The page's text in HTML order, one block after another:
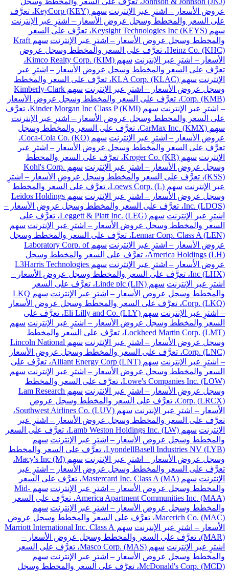
عروض الأسعار – اشترِ عبر الإنترنت
سهم KeyCorp (KEY)، تعرَّف
على السعر والمخطط وسجل عروض الأسعار – اشترِ عبر الإنترنت
سهم Keysight Technologies Inc (KEYS)، تعرَّف على السعر
والمخطط وسجل عروض الأسعار – اشترِ عبر الإنترنت
سهم Kraft
Heinz Co. (KHC)، تعرَّف على السعر والمخطط وسجل عروض
الأسعار – اشترِ عبر الإنترنت
سهم Kimco Realty Corp. (KIM)،
تعرَّف على السعر والمخطط وسجل عروض الأسعار – اشترِ عبر
الإنترنت
سهم KLA Corp. (KLAC)، تعرَّف على السعر والمخطط
وسجل عروض الأسعار – اشترِ عبر الإنترنت
سهم Kimberly-Clark
Corp. (KMB)، تعرَّف على السعر والمخطط وسجل عروض الأسعار
– اشترِ عبر الإنترنت
سهم Kinder Morgan Inc Class P (KMI)، تعرَّف
على السعر والمخطط وسجل عروض الأسعار – اشترِ عبر الإنترنت
سهم CarMax Inc. (KMX)، تعرَّف على السعر والمخطط وسجل
عروض الأسعار – اشترِ عبر الإنترنت
سهم Coca-Cola Co. (KO)،
تعرَّف على السعر والمخطط وسجل عروض الأسعار – اشترِ عبر
الإنترنت
سهم Kroger Co. (KR)، تعرَّف على السعر والمخطط
وسجل عروض الأسعار – اشترِ عبر الإنترنت
سهم Kohl's Corp.
(KSS)، تعرَّف على السعر والمخطط وسجل عروض الأسعار – اشترِ
عبر الإنترنت
سهم Loews Corp. (L)، تعرَّف على السعر والمخطط
وسجل عروض الأسعار – اشترِ عبر الإنترنت
سهم Leidos Holdings
Inc. (LDOS)، تعرَّف على السعر والمخطط وسجل عروض الأسعار –
اشترِ عبر الإنترنت
سهم Leggett & Platt Inc. (LEG)، تعرَّف على
السعر والمخطط وسجل عروض الأسعار – اشترِ عبر الإنترنت سهم
Lennar Corp. Class A (LEN)، تعرَّف على السعر والمخطط وسجل
عروض الأسعار – اشترِ عبر الإنترنت
سهم Laboratory Corp. of
America Holdings (LH)، تعرَّف على السعر والمخطط وسجل
عروض الأسعار – اشترِ عبر الإنترنت
سهم L3Harris Technologies
Inc (LHX)، تعرَّف على السعر والمخطط وسجل عروض الأسعار –
اشترِ عبر الإنترنت
سهم Linde plc (LIN)، تعرَّف على السعر
والمخطط وسجل عروض الأسعار – اشترِ عبر الإنترنت
سهم LKQ
Corp. (LKQ)، تعرَّف على السعر والمخطط وسجل عروض الأسعار
– اشترِ عبر الإنترنت
سهم Eli Lilly and Co. (LLY)، تعرَّف على
السعر والمخطط وسجل عروض الأسعار – اشترِ عبر الإنترنت سهم
Lockheed Martin Corp. (LMT)، تعرَّف على السعر والمخطط
وسجل عروض الأسعار – اشترِ عبر الإنترنت
سهم Lincoln National
Corp. (LNC)، تعرَّف على السعر والمخطط وسجل عروض الأسعار
– اشترِ عبر الإنترنت
سهم Alliant Energy Corp (LNT)، تعرَّف على
السعر والمخطط وسجل عروض الأسعار – اشترِ عبر الإنترنت سهم
Lowe's Companies Inc. (LOW)، تعرَّف على السعر والمخطط
وسجل عروض الأسعار – اشترِ عبر الإنترنت
سهم Lam Research
Corp. (LRCX)، تعرَّف على السعر والمخطط وسجل عروض
الأسعار – اشترِ عبر الإنترنت
سهم Southwest Airlines Co. (LUV)،
تعرَّف على السعر والمخطط وسجل عروض الأسعار – اشترِ عبر
الإنترنت
سهم Lamb Weston Holdings Inc. (LW)، تعرَّف على السعر
والمخطط وسجل عروض الأسعار – اشترِ عبر الإنترنت سهم
LyondellBasell Industries NV (LYB)، تعرَّف على السعر والمخطط
وسجل عروض الأسعار – اشترِ عبر الإنترنت
سهم Macy's Inc (M)،
تعرَّف على السعر والمخطط وسجل عروض الأسعار – اشترِ عبر
الإنترنت
سهم Mastercard Inc. Class A (MA)، تعرَّف على السعر
والمخطط وسجل عروض الأسعار – اشترِ عبر الإنترنت
سهم Mid-
America Apartment Communities Inc. (MAA)، تعرَّف على السعر
والمخطط وسجل عروض الأسعار – اشترِ عبر الإنترنت سهم
Macerich Co. (MAC)، تعرَّف على السعر والمخطط وسجل عروض
الأسعار – اشترِ عبر الإنترنت
سهم Marriott International Inc. Class A
(MAR)، تعرَّف على السعر والمخطط وسجل عروض الأسعار –
اشترِ عبر الإنترنت
سهم Masco Corp. (MAS)، تعرَّف على السعر
والمخطط وسجل عروض الأسعار – اشترِ عبر الإنترنت سهم
McDonald's Corp. (MCD)، تعرَّف على السعر والمخطط وسجل